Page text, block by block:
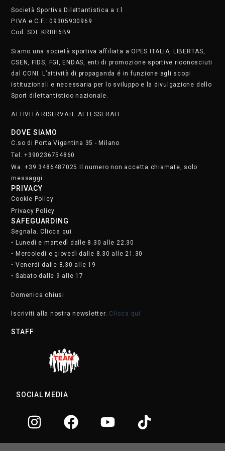
Cookie Policy
Privacy Policy
SAFEGUARDING
• Lunedì e martedì dalle 8.30 alle 22.30
• Mercoledì e giovedì dalle 8.30 alle 21.30
• Venerdì dalle 8.30 alle 19
• Sabato dalle 9 alle 17
STAFF
SOCIAL MEDIA